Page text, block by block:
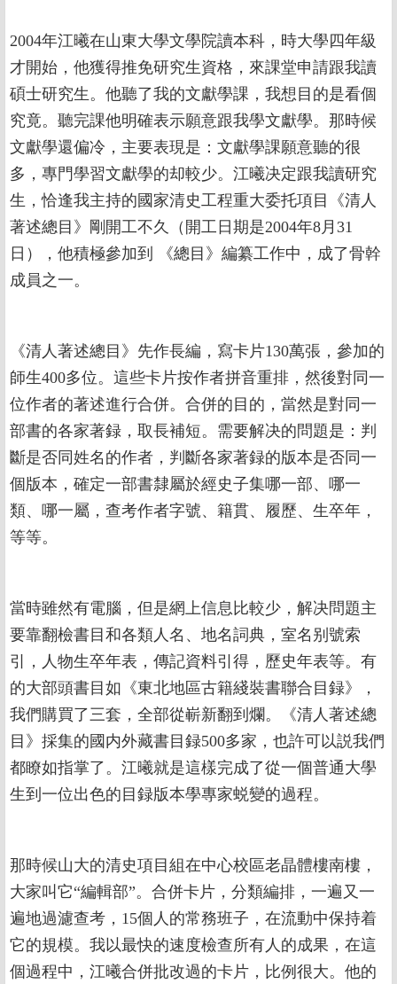
2004年江曦在山東大學文學院讀本科，時大學四年級
才開始，他獲得推免研究生資格，來課堂申請跟我讀
碩士研究生。他聽了我的文獻學課，我想目的是看個
究竟。聽完課他明確表示願意跟我學文獻學。那時候
文獻學還偏冷，主要表現是：文獻學課願意聽的很
多，專門學習文獻學的却較少。江曦决定跟我讀研究
生，恰逢我主持的國家清史工程重大委托項目《清人
著述總目》剛開工不久（開工日期是2004年8月31
日），他積極參加到 《總目》編纂工作中，成了骨幹
成員之一。
《清人著述總目》先作長編，寫卡片130萬張，參加的
師生400多位。這些卡片按作者拼音重排，然後對同一
位作者的著述進行合併。合併的目的，當然是對同一
部書的各家著録，取長補短。需要解决的問題是：判
斷是否同姓名的作者，判斷各家著録的版本是否同一
個版本，確定一部書隸屬於經史子集哪一部、哪一
類、哪一屬，查考作者字號、籍貫、履歷、生卒年，
等等。
當時雖然有電腦，但是網上信息比較少，解决問題主
要靠翻檢書目和各類人名、地名詞典，室名别號索
引，人物生卒年表，傳記資料引得，歷史年表等。有
的大部頭書目如《東北地區古籍綫裝書聯合目録》，
我們購買了三套，全部從嶄新翻到爛。《清人著述總
目》採集的國内外藏書目録500多家，也許可以説我們
都瞭如指掌了。江曦就是這樣完成了從一個普通大學
生到一位出色的目録版本學專家蜕變的過程。
那時候山大的清史項目組在中心校區老晶體樓南樓，
大家叫它“編輯部”。合併卡片，分類編排，一遍又一
遍地過濾查考，15個人的常務班子，在流動中保持着
它的規模。我以最快的速度檢查所有人的成果，在這
個過程中，江曦合併批改過的卡片，比例很大。他的